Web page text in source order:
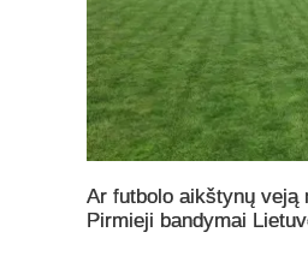
Ar futbolo aikštynų veją
Pirmieji bandymai